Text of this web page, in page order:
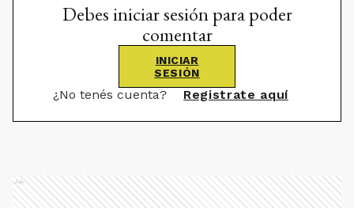
Debes iniciar sesión para poder
comentar
INICIAR
SESIÓN
¿No tenés cuenta? Registrate aquí
Ads